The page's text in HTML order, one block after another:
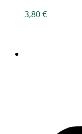
3,80€